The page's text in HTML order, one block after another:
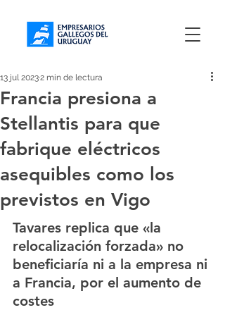
Francia presiona a
Stellantis para que
fabrique eléctricos
asequibles como los
previstos en Vigo
13 jul 20232 min de lectura
Tavares replica que «la
relocalización forzada» no
beneficiaría ni a la empresa ni
a Francia, por el aumento de
costes